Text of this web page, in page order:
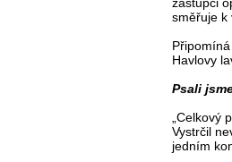
směřuje k
Havlovy
Psali
„Celkový
Vystrčil
jedním